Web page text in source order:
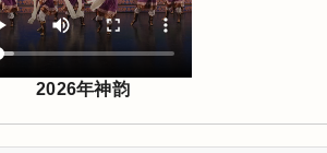
2026年神韵